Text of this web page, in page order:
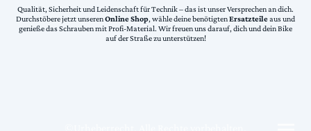
Qualität, Sicherheit und Leidenschaft für Technik – das ist unser Versprechen an dich.
Durchstöbere jetzt unserenOnline Shop, wähle deine benötigtenErsatzteileaus und
genieße das Schrauben mit Profi-Material. Wir freuen uns darauf, dich und dein Bike
auf der Straße zu unterstützen!